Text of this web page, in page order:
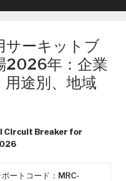
サーキットブ
2026年：企業
用途別、地域
Circuit Breaker for
ポートコード：MRC-